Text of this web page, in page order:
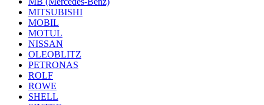
MITSUBISHI
MOBIL
MOTUL
NISSAN
OLEOBLITZ
PETRONAS
ROLF
ROWE
SHELL